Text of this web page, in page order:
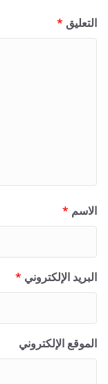
التعليق *
الاسم *
البريد الإلكتروني *
الموقع الإلكتروني